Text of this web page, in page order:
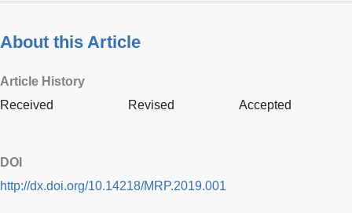
About this Article
Article History
Received
Revised Accepted
DOI
http://dx.doi.org/10.14218/MRP.2019.001